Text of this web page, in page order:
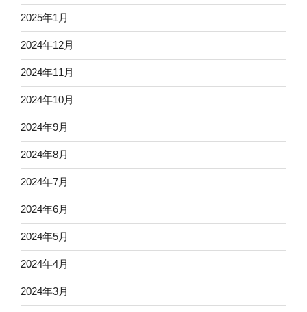
2025年1月
2024年12月
2024年11月
2024年10月
2024年9月
2024年8月
2024年7月
2024年6月
2024年5月
2024年4月
2024年3月